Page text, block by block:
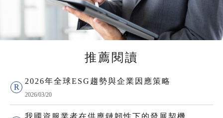
推薦閱讀
2026年全球ESG趨勢與企業因應策略
2026/03/20
我國資服業者在供應鏈韌性下的發展契機